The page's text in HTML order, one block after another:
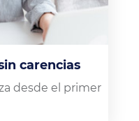
carencias
desde el primer